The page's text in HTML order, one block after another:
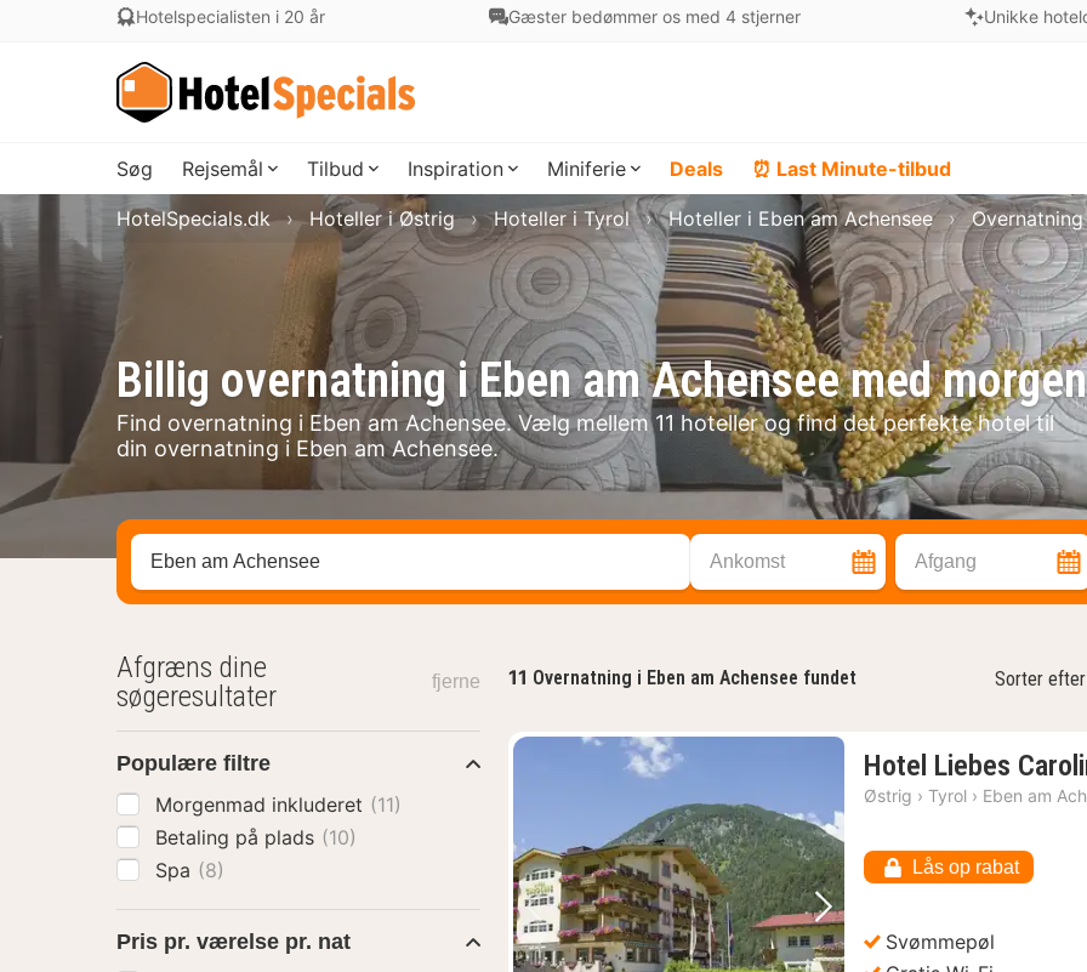
Hotelspecialisten i 20 år Gæster bedømmer os med 4 stjerner Unikke
Søg Rejsemål Tilbud Inspiration Miniferie Deals ⏰ Last Minute-tilbud
Billig overnatning i Eben am Achensee med
Find overnatning i Eben am Achensee. Vælg mellem 11 hoteller og find det perfekte hotel til
din overnatning i Eben am Achensee.
HotelSpecials.dk Hoteller i Østrig Hoteller i Tyrol Hoteller i Eben am Achensee
Søg efter destination ... Ankomst Afgang
11 Overnatning i Eben am Achensee fundet Sorter efter
Forrige billede Næste billede
Hotel Liebes
Østrig › Tyrol › Eben am
Lås op rabat
Svømmepøl
Afgræns dine
søgeresultater
fjerne
Populære filtre
Morgenmad inkluderet (11)
Betaling på plads (10)
Spa (8)
Pris pr. værelse pr. nat